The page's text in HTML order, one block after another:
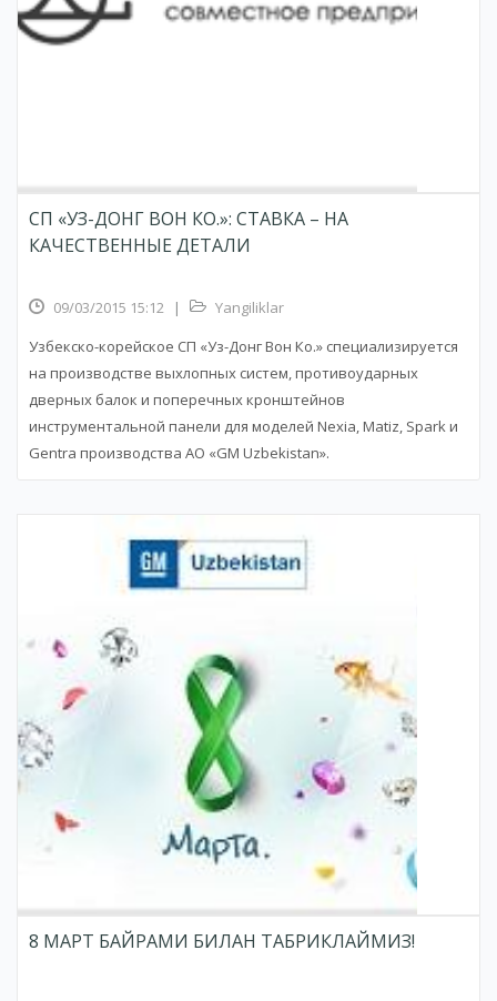
СП «УЗ-ДОНГ ВОН КО.»: СТАВКА – НА
КАЧЕСТВЕННЫЕ ДЕТАЛИ
09/03/2015 15:12 |
Yangiliklar
Узбекско-корейское СП «Уз-Донг Вон Ко.» специализируется
на производстве выхлопных систем, противоударных
дверных балок и поперечных кронштейнов
инструментальной панели для моделей Nexia, Matiz, Spark и
Gentra производства АО «GM Uzbekistan».
8 МАРТ БАЙРАМИ БИЛАН ТАБРИКЛАЙМИЗ!